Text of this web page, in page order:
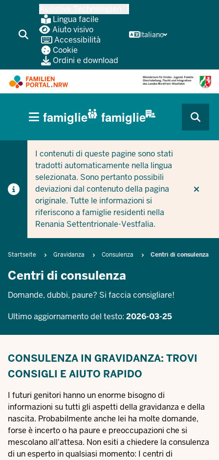
contenuto
principale
Lingua facile
Aiuto visivo
Accessibilità
Cookie
Ordini e download
Italiano
CURRENT SECTION PER LE AZIENDE/COMUNI
CURRENT SECTION PER LE FAMIGLIE
HAUPTNAVIGATION
(BÜRGERBEREICH
famiglie famiglie
I contenuti di queste pagine sono stati
tradotti automaticamente nella lingua
selezionata. Sono pertanto possibili
deviazioni dal contenuto della pagina
originale. Tutte le informazioni si
riferiscono a famiglie residenti nella
Renania Settentrionale-Vestfalia.
Breadcrumb
Startseite Gravidanza Consulenza Centri di consulenza
Centri di consulenza
Domande, dubbi, paure? Si faccia consigliare!
Ultimo aggiornamento del testo: 2026-03-25
CONSULENZA IN GRAVIDANZA: TROVI
CONSIGLI E AIUTO RAPIDO
I futuri genitori hanno un enorme bisogno di
informazioni su tutti gli aspetti della gravidanza e della
nascita. Probabilmente anche lei ha molte domande,
forse è incerto o ha paure e preoccupazioni che si
mescolano all'attesa. Non esiti a chiedere la consulenza
di un esperto in qualsiasi momento: I centri di